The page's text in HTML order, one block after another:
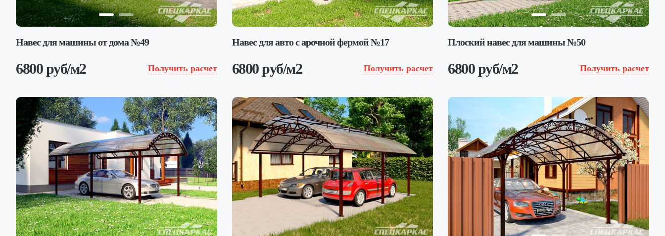
Навес для машины от дома №49
6800 руб/м2 Получить расчет
Навес для авто с арочной фермой №17
6800 руб/м2 Получить расчет
Плоский навес для машины №50
6800 руб/м2 Получить расчет